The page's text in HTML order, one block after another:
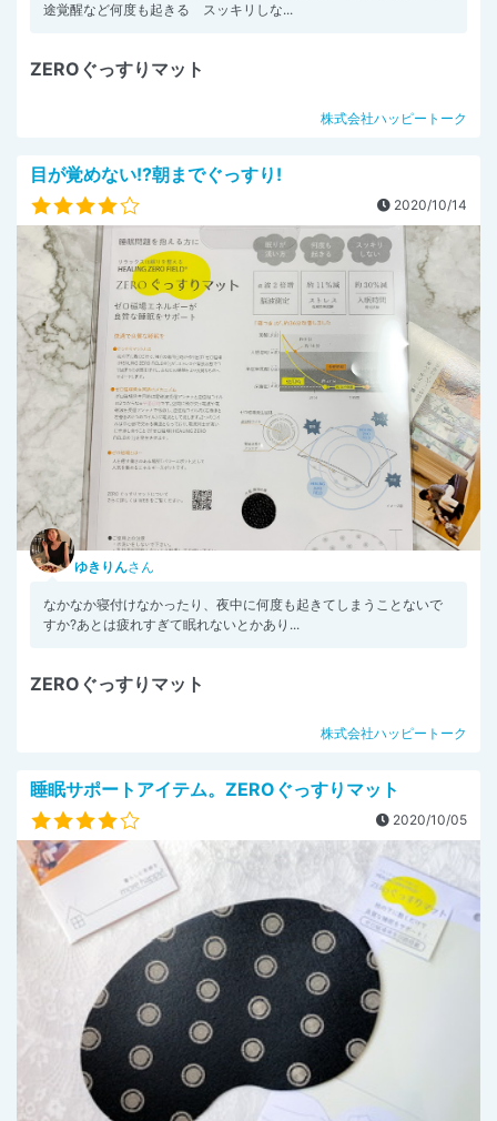
途覚醒など何度も起きる スッキリしな...
ZEROぐっすりマット
株式会社ハッピートーク
目が覚めない!?朝までぐっすり!
2020/10/14
ゆきりんさん
なかなか寝付けなかったり、夜中に何度も起きてしまうことないで
すか?あとは疲れすぎて眠れないとかあり...
ZEROぐっすりマット
株式会社ハッピートーク
睡眠サポートアイテム。ZEROぐっすりマット
2020/10/05